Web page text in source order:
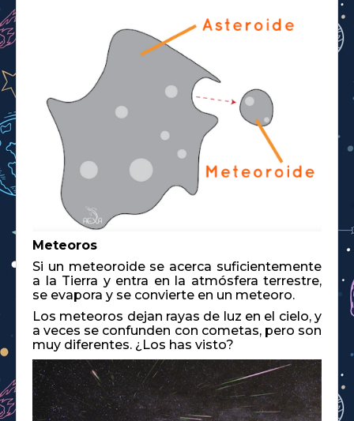
Meteoros
Si un meteoroide se acerca suficientemente
a la Tierra y entra en la atmósfera terrestre,
se evapora y se convierte en un meteoro.
Los meteoros dejan rayas de luz en el cielo, y
a veces se confunden con cometas, pero son
muy diferentes. ¿Los has visto?